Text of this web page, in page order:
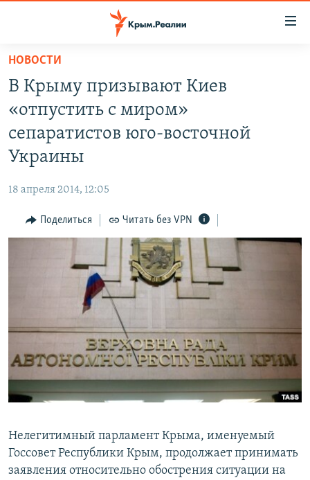
Вернуться
основному
содержанию
Вернутся
главной
Вернутся
поиску
СПЕЦПРОЕКТЫ
ИСТОРИЯ
ИНТЕРАКТИВ
ИНФОГРАФИКА
ТЕЛЕПРОЕКТ КРЫМ.РЕАЛИИ
СОВЕТЫ ПРАВОЗАЩИТНИКОВ
ПРОПАВШИЕ БЕЗ ВЕСТИ
ПОБЕДИТЕЛЕЙ НЕ СУДЯТ?
КРЫМ.НЕПОКОРЕННЫЙ
УКРАИНСКАЯ ПРОБЛЕМА КРЫМА
РАДІО СВОБОДА
КАК ОБОЙТИ БЛОКИРОВКУ
Українською
НОВОСТИ
В Крыму призывают Киев
«отпустить с миром»
сепаратистов юго-восточной
Украины
18 апреля 2014, 12:05
Поделиться Читать без VPN
Нелегитимный парламент Крыма, именуемый
Госсовет Республики Крым, продолжает принимать
заявления относительно обострения ситуации на